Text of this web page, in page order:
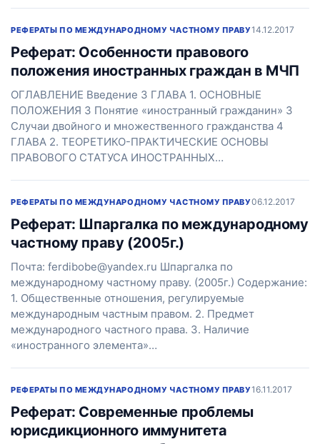
РЕФЕРАТЫ ПО МЕЖДУНАРОДНОМУ ЧАСТНОМУ ПРАВУ14.12.2017
Реферат: Особенности правового
положения иностранных граждан в МЧП
ОГЛАВЛЕНИЕ Введение 3 ГЛАВА 1. ОСНОВНЫЕ
ПОЛОЖЕНИЯ 3 Понятие «иностранный гражданин» 3
Случаи двойного и множественного гражданства 4
ГЛАВА 2. ТЕОРЕТИКО-ПРАКТИЧЕСКИЕ ОСНОВЫ
ПРАВОВОГО СТАТУСА ИНОСТРАННЫХ…
РЕФЕРАТЫ ПО МЕЖДУНАРОДНОМУ ЧАСТНОМУ ПРАВУ06.12.2017
Реферат: Шпаргалка по международному
частному праву (2005г.)
Почта: ferdibobe@yandex.ru Шпаргалка по
международному частному праву. (2005г.) Содержание:
1. Общественные отношения, регулируемые
международным частным правом. 2. Предмет
международного частного права. 3. Наличие
«иностранного элемента»…
РЕФЕРАТЫ ПО МЕЖДУНАРОДНОМУ ЧАСТНОМУ ПРАВУ16.11.2017
Реферат: Современные проблемы
юрисдикционного иммунитета